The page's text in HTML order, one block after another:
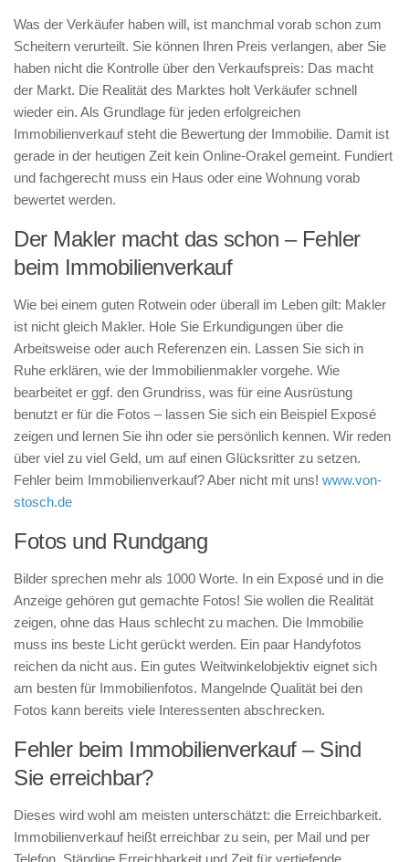
Was der Verkäufer haben will, ist manchmal vorab schon zum
Scheitern verurteilt. Sie können Ihren Preis verlangen, aber Sie
haben nicht die Kontrolle über den Verkaufspreis: Das macht
der Markt. Die Realität des Marktes holt Verkäufer schnell
wieder ein. Als Grundlage für jeden erfolgreichen
Immobilienverkauf steht die Bewertung der Immobilie. Damit ist
gerade in der heutigen Zeit kein Online-Orakel gemeint. Fundiert
und fachgerecht muss ein Haus oder eine Wohnung vorab
bewertet werden.
Der Makler macht das schon – Fehler
beim Immobilienverkauf
Wie bei einem guten Rotwein oder überall im Leben gilt: Makler
ist nicht gleich Makler. Hole Sie Erkundigungen über die
Arbeitsweise oder auch Referenzen ein. Lassen Sie sich in
Ruhe erklären, wie der Immobilienmakler vorgehe. Wie
bearbeitet er ggf. den Grundriss, was für eine Ausrüstung
benutzt er für die Fotos – lassen Sie sich ein Beispiel Exposé
zeigen und lernen Sie ihn oder sie persönlich kennen. Wir reden
über viel zu viel Geld, um auf einen Glücksritter zu setzen.
Fehler beim Immobilienverkauf? Aber nicht mit uns! www.von-
stosch.de
Fotos und Rundgang
Bilder sprechen mehr als 1000 Worte. In ein Exposé und in die
Anzeige gehören gut gemachte Fotos! Sie wollen die Realität
zeigen, ohne das Haus schlecht zu machen. Die Immobilie
muss ins beste Licht gerückt werden. Ein paar Handyfotos
reichen da nicht aus. Ein gutes Weitwinkelobjektiv eignet sich
am besten für Immobilienfotos. Mangelnde Qualität bei den
Fotos kann bereits viele Interessenten abschrecken.
Fehler beim Immobilienverkauf – Sind
Sie erreichbar?
Dieses wird wohl am meisten unterschätzt: die Erreichbarkeit.
Immobilienverkauf heißt erreichbar zu sein, per Mail und per
Telefon. Ständige Erreichbarkeit und Zeit für vertiefende